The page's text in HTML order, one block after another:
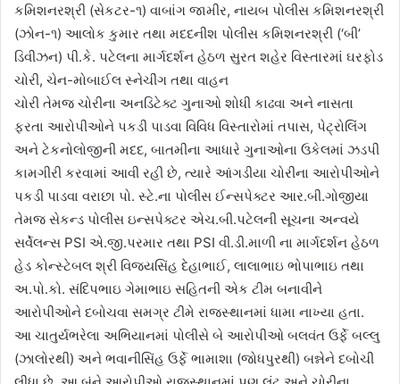
કમિશનરશ્રી (સેકટર-૧) વાબાંગ જામીર, નાયબ પોલીસ કમિશનરશ્રી
(ઝોન-૧) આલોક કુમાર તથા મદદનીશ પોલીસ કમિશનરશ્રી (‘બી’
ડિવીઝન) પી.કે. પટેલના માર્ગદર્શન હેઠળ સુરત શહેર વિસ્તારમાં ઘરફોડ
ચોરી, ચેન-મોબાઈલ સ્નેચીંગ તથા વાહન
ચોરી તેમજ ચોરીના અનડિટેક્ટ ગુનાઓ શોધી કાઢવા અને નાસતા
ફરતા આરોપીઓને પકડી પાડવા વિવિધ વિસ્તારોમાં તપાસ, પેટ્રોલિંગ
અને ટેકનોલોજીની મદદ, બાતમીના આધારે ગુનાઓના ઉકેલમાં ઝડપી
કામગીરી કરવામાં આવી રહી છે, ત્યારે આંગડીયા ચોરીના આરોપીઓને
પકડી પાડવા વરાછા પો. સ્ટે.ના પોલીસ ઈન્સપેક્ટર આર.બી.ગોજીયા
તેમજ સેકન્ડ પોલીસ ઇન્સપેક્ટર એચ.બી.પટેલની સૂચના અન્વયે
સર્વેલન્સ PSI એ.જી.પરમાર તથા PSI વી.ડી.માળી ના માર્ગદર્શન હેઠળ
હેડ કોન્સ્ટેબલ શ્રી વિજયસિંહ દેહાભાઈ, લાલાભાઇ ભોપાભાઇ તથા
અ.પો.કો. સંદિપભાઇ ગેમાભાઇ સહિતની એક ટીમ બનાવીને
આરોપીઓને દબોચવા સમગ્ર ટીમે રાજસ્થાનમાં ધામા નાખ્યા હતા.
આ ચાતુર્યભરેલા અભિયાનમાં પોલીસે બે આરોપીઓ બલવંત ઉર્ફે બલ્લુ
(ઝાલોરથી) અને ભવાનીસિંહ ઉર્ફે ભામાશા (જોધપુરથી) બન્નેને દબોચી